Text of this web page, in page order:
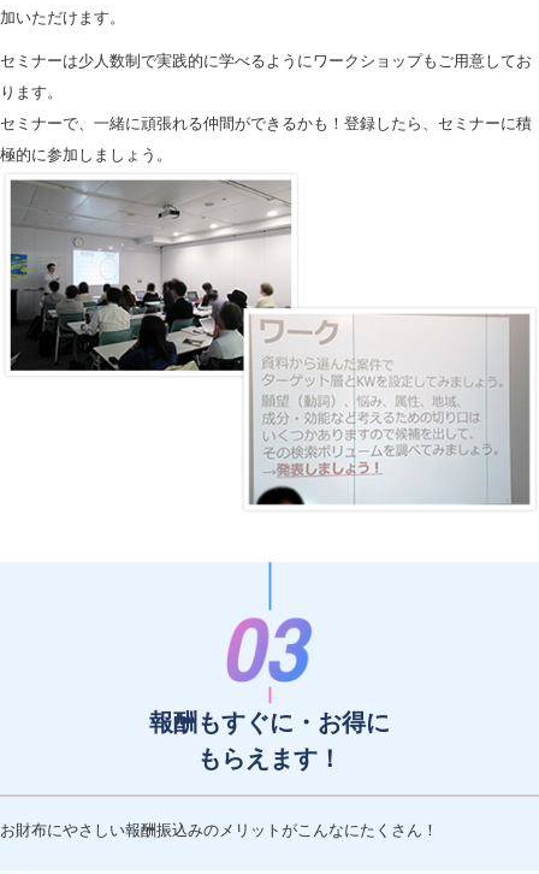
加いただけます。
セミナーは少人数制で実践的に学べるようにワークショップもご用意してお
ります。
セミナーで、一緒に頑張れる仲間ができるかも！登録したら、セミナーに積
極的に参加しましょう。
報酬もすぐに・お得に
もらえます！
お財布にやさしい報酬振込みのメリットがこんなにたくさん！